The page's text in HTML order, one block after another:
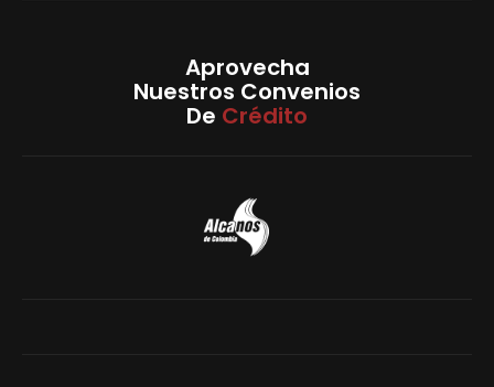
Aprovecha
Nuestros Convenios
De Crédito